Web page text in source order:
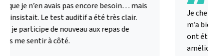
que je n’en avais pas encore besoin… mais
insistait. Le test auditif a été très clair.
je participe de nouveau aux repas de
me sentir à côté.
Je
m’a bien
ont été
amélioré